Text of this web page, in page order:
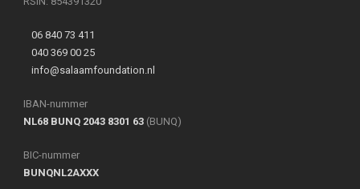
06 840 73 411
040 369 00 25
info@salaamfoundation.nl
IBAN-nummer
NL68 BUNQ 2043 8301 63 (BUNQ)
BIC-nummer
BUNQNL2AXXX